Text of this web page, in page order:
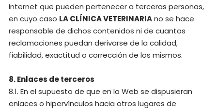
Internet que pueden pertenecer a terceras personas,
en cuyo caso LA CLÍNICA VETERINARIAno se hace
responsable de dichos contenidos ni de cuantas
reclamaciones puedan derivarse de la calidad,
fiabilidad, exactitud o corrección de los mismos.
8. Enlaces de terceros
8.1. En el supuesto de que en la Web se dispusieran
enlaces o hipervínculos hacia otros lugares de